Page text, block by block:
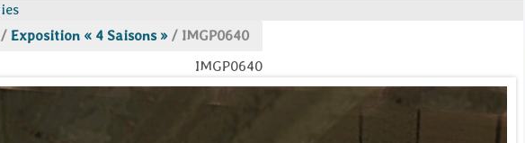
/ Exposition « 4 Saisons » / IMGP0640
IMGP0640